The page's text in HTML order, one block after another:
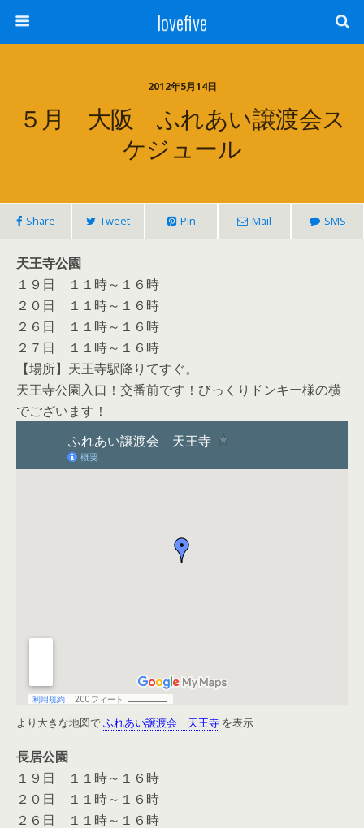
lovefive
2012年5月14日
５月 大阪 ふれあい譲渡会ス
ケジュール
Share Tweet Pin Mail SMS
天王寺公園
１９日 １１時～１６時
２０日 １１時～１６時
２６日 １１時～１６時
２７日 １１時～１６時
【場所】天王寺駅降りてすぐ。
天王寺公園入口！交番前です！びっくりドンキー様の横
でございます！
より大きな地図でふれあい譲渡会 天王寺 を表示
長居公園
１９日 １１時～１６時
２０日 １１時～１６時
２６日 １１時～１６時